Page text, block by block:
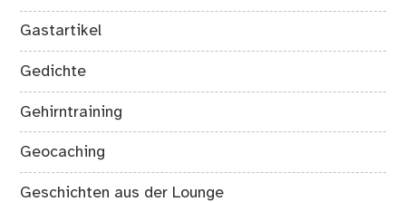
Gastartikel
Gedichte
Gehirntraining
Geocaching
Geschichten aus der Lounge